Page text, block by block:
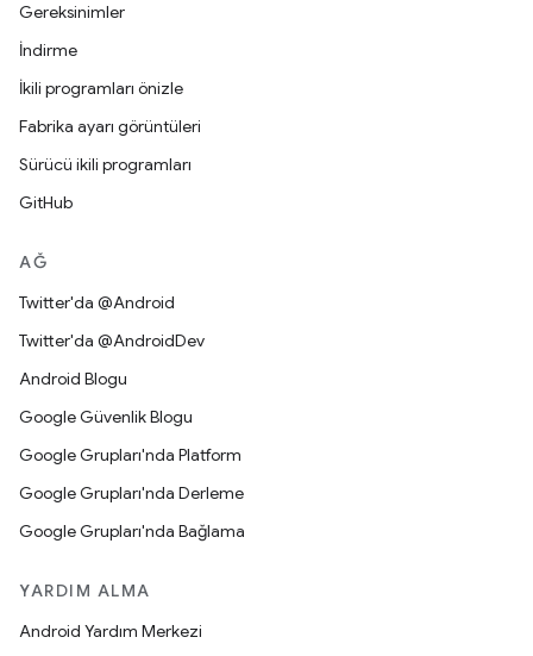
Gereksinimler
İndirme
İkili programları önizle
Fabrika ayarı görüntüleri
Sürücü ikili programları
GitHub
AĞ
Twitter'da @Android
Twitter'da @AndroidDev
Android Blogu
Google Güvenlik Blogu
Google Grupları'nda Platform
Google Grupları'nda Derleme
Google Grupları'nda Bağlama
YARDIM ALMA
Android Yardım Merkezi